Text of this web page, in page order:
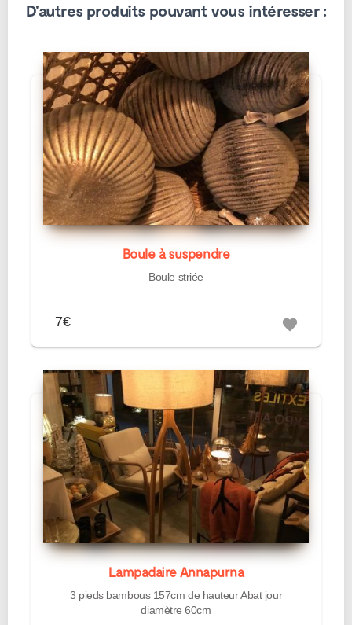
D'autres produits pouvant vous intéresser :
Boule à suspendre
Boule striée
7€ favorite
Lampadaire Annapurna
3 pieds bambous 157cm de hauteur Abat jour
diamètre 60cm